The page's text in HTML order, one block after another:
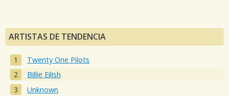
ARTISTAS DE TENDENCIA
Twenty One Pilots
Billie Eilish
Unknown